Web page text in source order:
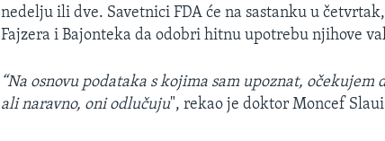
nedelju ili dve. Savetnici FDA će na sastanku u
Fajzera i Bajonteka da odobri hitnu upotrebu njihove
“Na osnovu podataka s kojima sam upoznat, očekujem
ali naravno, oni odlučuju", rekao je doktor Moncef